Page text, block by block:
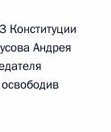
Конституции
Андрея